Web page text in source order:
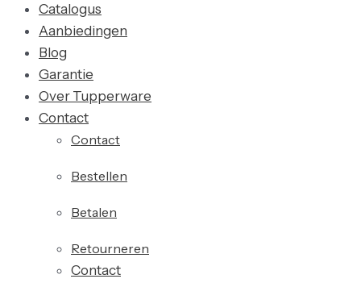
Catalogus
Aanbiedingen
Blog
Garantie
Over Tupperware
Contact
Contact
Bestellen
Betalen
Retourneren
Contact